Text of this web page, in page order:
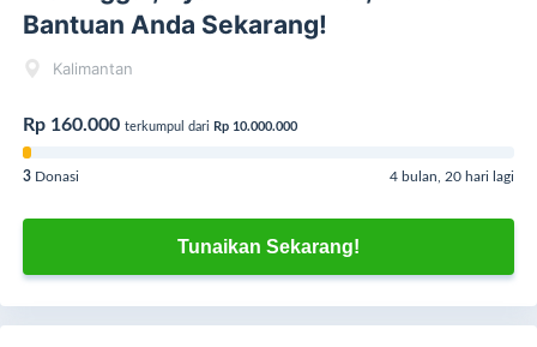
Bantuan Anda Sekarang!
Kalimantan
Rp 160.000 terkumpul dari Rp 10.000.000
3 Donasi 4 bulan, 20 hari lagi
Tunaikan Sekarang!